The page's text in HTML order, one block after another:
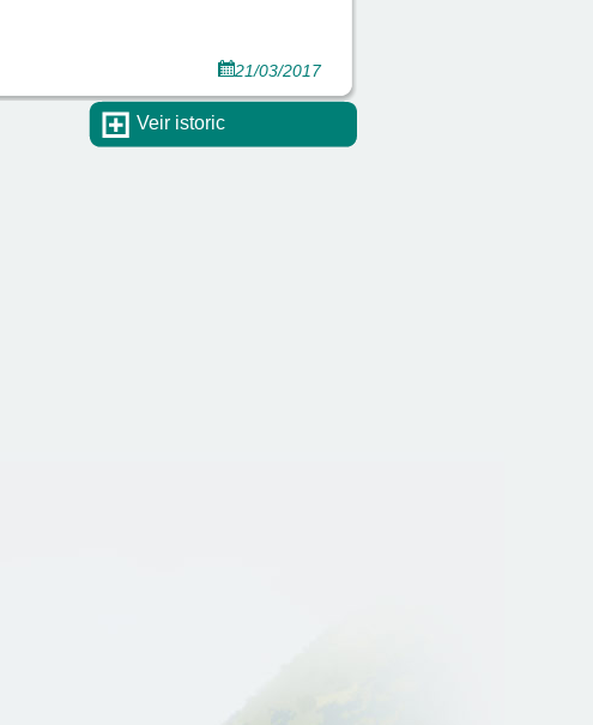
21/03/2017
Veir istoric